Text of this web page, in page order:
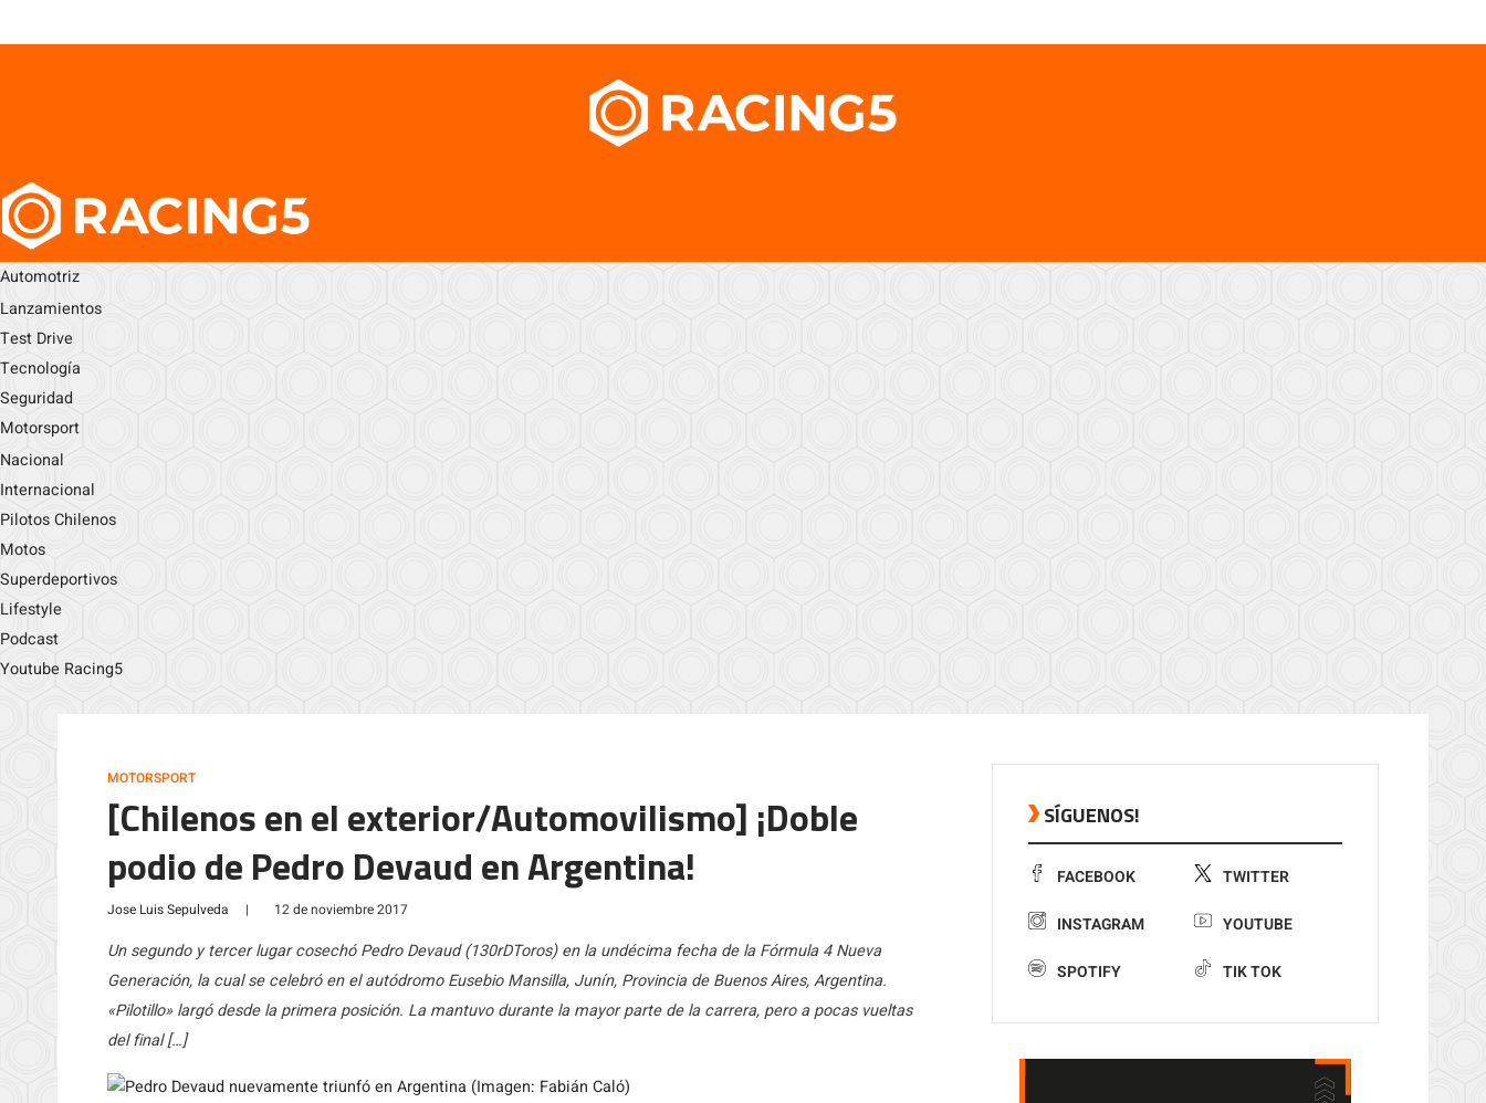
Automotriz
Lanzamientos
Test Drive
Tecnología
Seguridad
Motorsport
Nacional
Internacional
Pilotos Chilenos
Motos
Superdeportivos
Lifestyle
Podcast
Youtube Racing5
MOTORSPORT
[Chilenos en el exterior/Automovilismo] ¡Doble
podio de Pedro Devaud en Argentina!
Jose Luis Sepulveda | 12 de noviembre 2017
Un segundo y tercer lugar cosechó Pedro Devaud (130rDToros) en la undécima fecha de la Fórmula 4 Nueva
Generación, la cual se celebró en el autódromo Eusebio Mansilla, Junín, Provincia de Buenos Aires, Argentina.
«Pilotillo» largó desde la primera posición. La mantuvo durante la mayor parte de la carrera, pero a pocas vueltas
del final […]
SÍGUENOS!
FACEBOOK TWITTER
INSTAGRAM YOUTUBE
SPOTIFY TIK TOK